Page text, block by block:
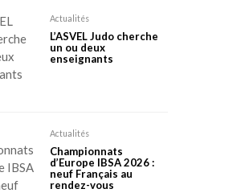
Actualités
L’ASVEL Judo cherche
un ou deux
enseignants
Actualités
Championnats
d’Europe IBSA 2026 :
neuf Français au
rendez-vous